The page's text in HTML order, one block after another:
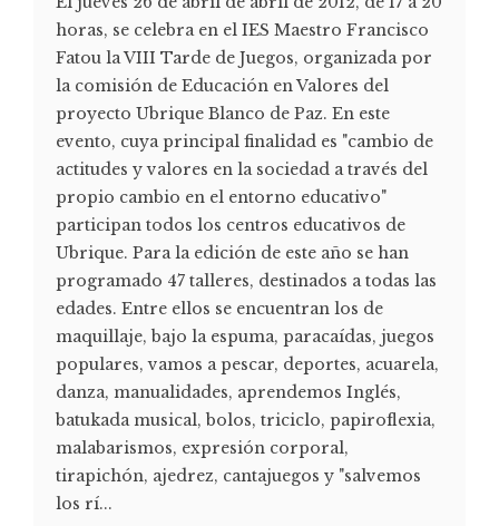
horas, se celebra en el IES Maestro Francisco
Fatou la VIII Tarde de Juegos, organizada por
la comisión de Educación en Valores del
proyecto Ubrique Blanco de Paz. En este
evento, cuya principal finalidad es "cambio de
actitudes y valores en la sociedad a través del
propio cambio en el entorno educativo"
participan todos los centros educativos de
Ubrique. Para la edición de este año se han
programado 47 talleres, destinados a todas las
edades. Entre ellos se encuentran los de
maquillaje, bajo la espuma, paracaídas, juegos
populares, vamos a pescar, deportes, acuarela,
danza, manualidades, aprendemos Inglés,
batukada musical, bolos, triciclo, papiroflexia,
malabarismos, expresión corporal,
tirapichón, ajedrez, cantajuegos y "salvemos
los rí...